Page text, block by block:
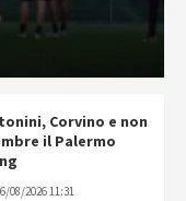
Corvino e non
il Palermo
08/2026 11:31